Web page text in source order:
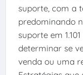
suporte, com a
predominando
suporte em
determinar se
venda ou uma